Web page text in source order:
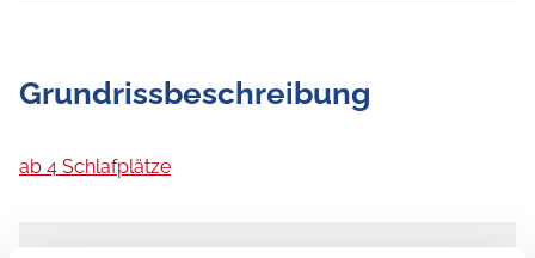
Grundrissbeschreibung
ab 4 Schlafplätze